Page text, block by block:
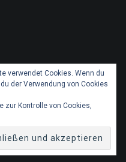
verwendet Cookies. Wenn du
der Verwendung von Cookies
zur Kontrolle von Cookies,